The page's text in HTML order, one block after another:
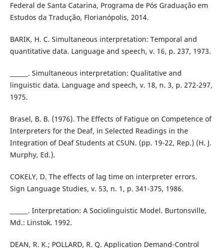
Federal de Santa Catarina, Programa de Pós Graduação em
Estudos da Tradução, Florianópolis, 2014.
BARIK, H. C. Simultaneous interpretation: Temporal and
quantitative data. Language and speech, v. 16, p. 237, 1973.
______. Simultaneous interpretation: Qualitative and
linguistic data. Language and speech, v. 18, n. 3, p. 272-297,
1975.
Brasel, B. B. (1976). The Effects of Fatigue on Competence of
Interpreters for the Deaf, in Selected Readings in the
Integration of Deaf Students at CSUN. (pp. 19-22, Rep.) (H. J.
Murphy, Ed.).
COKELY, D. The effects of lag time on interpreter errors.
Sign Language Studies, v. 53, n. 1, p. 341-375, 1986.
______. Interpretation: A Sociolinguistic Model. Burtonsville,
Md.: Linstok. 1992.
DEAN, R. K.; POLLARD, R. Q. Application Demand-Control